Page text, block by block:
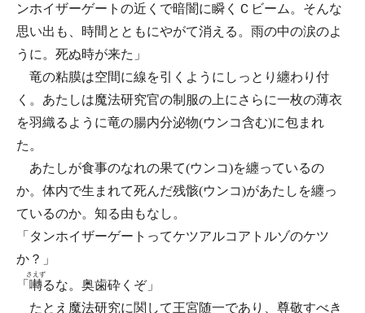
ンホイザーゲートの近くで暗闇に瞬くＣビーム。そんな
思い出も、時間とともにやがて消える。雨の中の涙のよ
うに。死ぬ時が来た」
竜の粘膜は空間に線を引くようにしっとり纏わり付
く。あたしは魔法研究官の制服の上にさらに一枚の薄衣
を羽織るように竜の腸内分泌物(ウンコ含む)に包まれ
た。
あたしが食事のなれの果て(ウンコ)を纏っているの
か。体内で生まれて死んだ残骸(ウンコ)があたしを纏っ
ているのか。知る由もなし。
「タンホイザーゲートってケツアルコアトルゾのケツ
か？」
「 囀
さえず
るな。奥歯砕くぞ」
たとえ魔法研究に関して王宮随一であり、尊敬すべき